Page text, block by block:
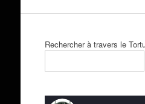
Rechercher à travers le